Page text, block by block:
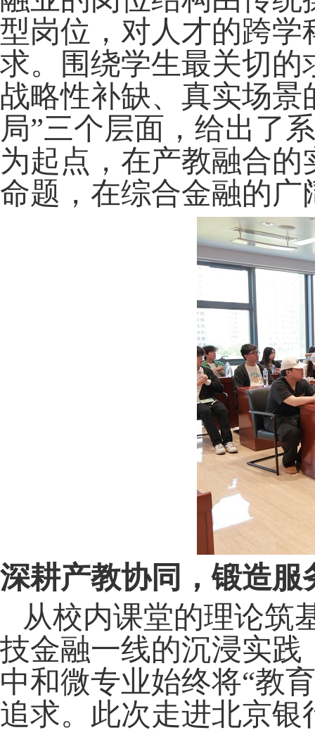
型岗位，对人才的跨
求。围绕学生最关切
战略性补缺、真实场
局”三个层面，给出了
为起点，在产教融合
命题，在综合金融的
深耕产教协同，锻造
从校内课堂的理论筑
技金融一线的沉浸实
中和微专业始终将“教
追求。此次走进北京